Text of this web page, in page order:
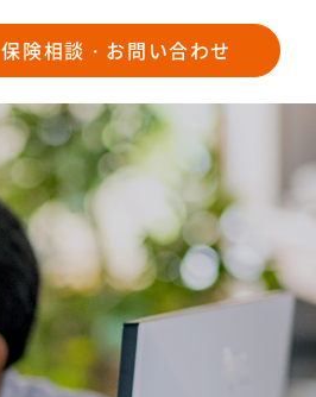
保険相談・お問い合わせ